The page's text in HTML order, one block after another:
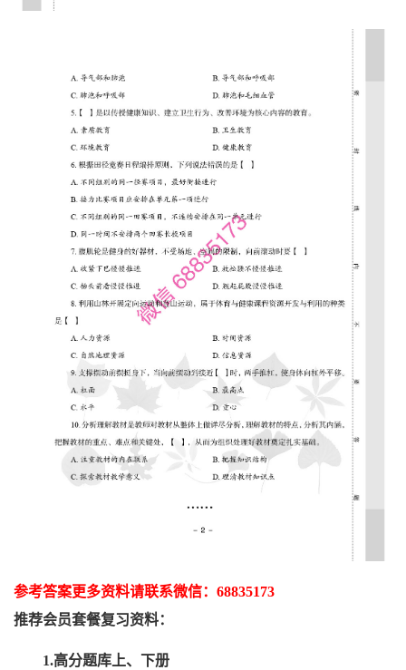
参考答案更多资料请联系微信： 68835173
推荐会员套餐复习资料：
1.高分题库上、下册